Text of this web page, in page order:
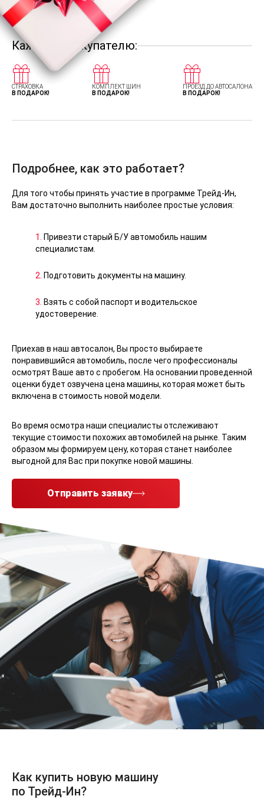
Каждому покупателю:
СТРАХОВКА
В ПОДАРОК!
КОМПЛЕКТ ШИН
В ПОДАРОК!
ПРОЕЗД ДО АВТОСАЛОНА
В ПОДАРОК!
Подробнее, как это работает?
Для того чтобы принять участие в программе Трейд-Ин,
Вам достаточно выполнить наиболее простые условия:
1.
Привезти старый Б/У автомобиль нашим
специалистам.
2. Подготовить документы на машину.
3. Взять с собой паспорт и водительское
удостоверение.
Приехав в наш автосалон, Вы просто выбираете
понравившийся автомобиль, после чего профессионалы
осмотрят Ваше авто с пробегом. На основании проведенной
оценки будет озвучена цена машины, которая может быть
включена в стоимость новой модели.
Во время осмотра наши специалисты отслеживают
текущие стоимости похожих автомобилей на рынке. Таким
образом мы формируем цену, которая станет наиболее
выгодной для Вас при покупке новой машины.
Отправить заявку
Как купить новую машину
по Трейд-Ин?